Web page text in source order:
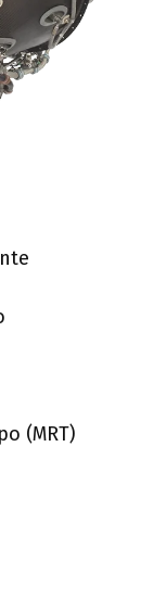
(MRT)